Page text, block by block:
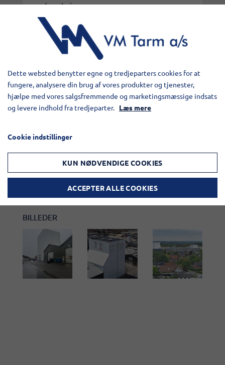
udsmykningen.
De udvalgte tegninger bliver forstørret
og monteret på tårnets sider, så børnene
og vores lokalsamfund.
Projektet er et eksempel på, hvordan
kombineres med lokal forankring og
BILLEDER
Dette websted benytter egne og tredjeparters cookies for at
fungere, analysere din brug af vores produkter og tjenester,
hjælpe med vores salgsfremmende og marketingsmæssige indsats
og levere indhold fra tredjeparter. Læs mere
Cookie indstillinger
KUN NØDVENDIGE COOKIES
ACCEPTER ALLE COOKIES